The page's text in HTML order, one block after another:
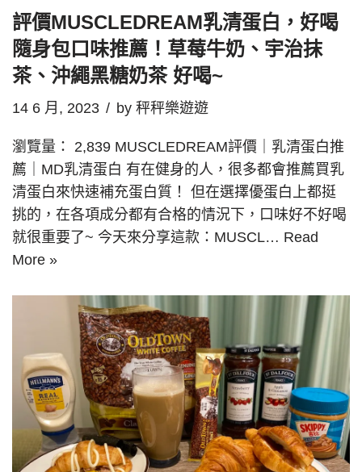
評價MUSCLEDREAM乳清蛋白，好喝
隨身包口味推薦！草莓牛奶、宇治抹
茶、沖繩黑糖奶茶 好喝~
14 6 月, 2023 by 秤秤樂遊遊
瀏覽量： 2,839 MUSCLEDREAM評價｜乳清蛋白推
薦｜MD乳清蛋白 有在健身的人，很多都會推薦買乳
清蛋白來快速補充蛋白質！ 但在選擇優蛋白上都挺
挑的，在各項成分都有合格的情況下，口味好不好喝
就很重要了~ 今天來分享這款：MUSCL… Read
More »